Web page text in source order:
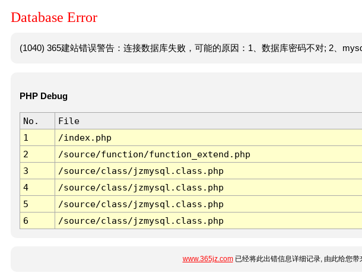
Database Error
(1040) 365建站错误警告：连接数据库失败，可能的原因：1、数据库密码不对; 2、
PHP Debug
No. File
1
/index.php
2
/source/function/function_extend.php
3
/source/class/jzmysql.class.php
4
/source/class/jzmysql.class.php
5
/source/class/jzmysql.class.php
6
/source/class/jzmysql.class.php
www.365jz.com已经将此出错信息详细记录, 由此给您带